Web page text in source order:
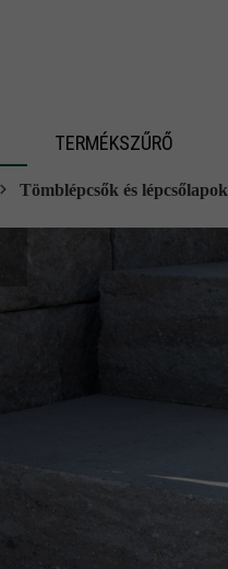
TERMÉKSZŰRŐ
Tömblépcsők és lépcsőlapok